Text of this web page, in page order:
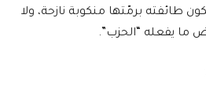
طائفته برمّتها منكوبة نازحة، ولا
ما يفعله “الحزب”.